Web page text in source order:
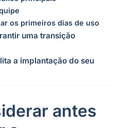
os primeiros dias de uso
uma transição
a implantação do seu
antes